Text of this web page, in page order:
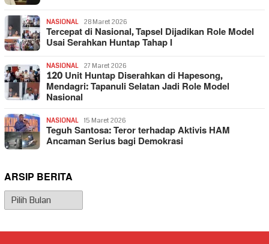
NASIONAL 28 Maret 2026
Tercepat di Nasional, Tapsel Dijadikan Role Model
Usai Serahkan Huntap Tahap I
NASIONAL 27 Maret 2026
120 Unit Huntap Diserahkan di Hapesong,
Mendagri: Tapanuli Selatan Jadi Role Model
Nasional
NASIONAL 15 Maret 2026
Teguh Santosa: Teror terhadap Aktivis HAM
Ancaman Serius bagi Demokrasi
ARSIP BERITA
Arsip
Berita